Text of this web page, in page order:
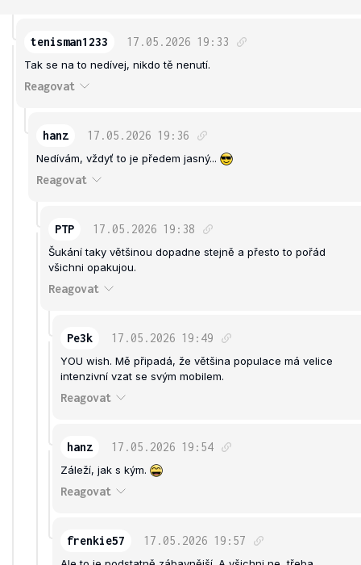
tenisman1233 17.05.2026 19:33
Tak se na to nedívej, nikdo tě nenutí.
Reagovat
hanz 17.05.2026 19:36
Nedívám, vždyť to je předem jasný...
Reagovat
PTP 17.05.2026 19:38
Šukání taky většinou dopadne stejně a přesto to pořád
všichni opakujou.
Reagovat
Pe3k 17.05.2026 19:49
YOU wish. Mě připadá, že většina populace má velice
intenzivní vzat se svým mobilem.
Reagovat
hanz 17.05.2026 19:54
Záleží, jak s kým.
Reagovat
frenkie57 17.05.2026 19:57